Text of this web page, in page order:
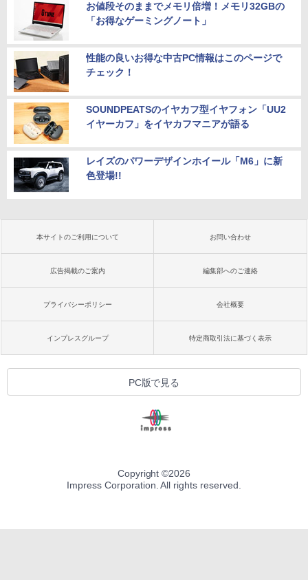
お値段そのままでメモリ倍増！メモリ32GBの
「お得なゲーミングノート」
性能の良いお得な中古PC情報はこのページで
チェック！
SOUNDPEATSのイヤカフ型イヤフォン「UU2
イヤーカフ」をイヤカフマニアが語る
レイズのパワーデザインホイール「M6」に新
色登場!!
本サイトのご利用について お問い合わせ
広告掲載のご案内 編集部へのご連絡
プライバシーポリシー 会社概要
インプレスグループ 特定商取引法に基づく表示
PC版で見る
Copyright ©2026
Impress Corporation. All rights reserved.